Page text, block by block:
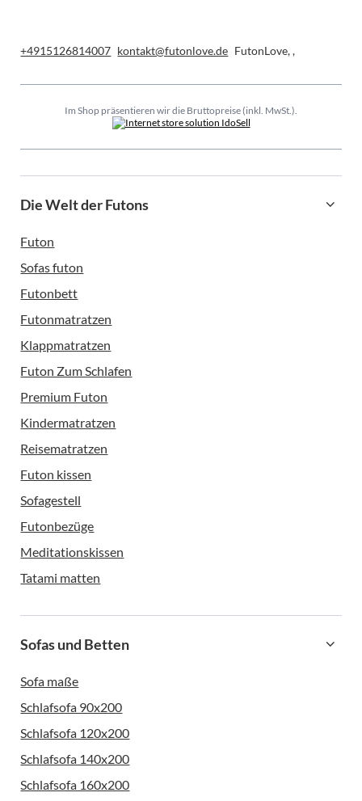
+4915126814007 kontakt@futonlove.de FutonLove,,
Im Shop präsentieren wir die Bruttopreise (inkl. MwSt.).
Die Welt der Futons
Futon
Sofas futon
Futonbett
Futonmatratzen
Klappmatratzen
Futon Zum Schlafen
Premium Futon
Kindermatratzen
Reisematratzen
Futon kissen
Sofagestell
Futonbezüge
Meditationskissen
Tatami matten
Sofas und Betten
Sofa maße
Schlafsofa 90x200
Schlafsofa 120x200
Schlafsofa 140x200
Schlafsofa 160x200